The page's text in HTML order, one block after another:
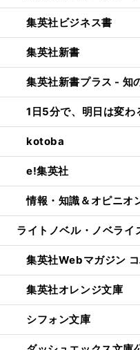
集英社ビジネス書
集英社新書
集英社新書プラス - 知
1日5分で、明日は変
kotoba
e!集英社
情報・知識＆オピニオ
ライトノベル・ノベライ
集英社Webマガジン コ
集英社オレンジ文庫
シフォン文庫